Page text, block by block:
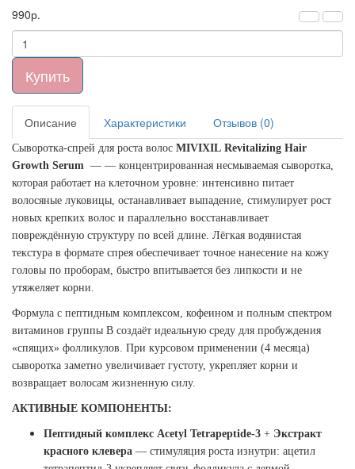
990р.
Купить
Описание Характеристики Отзывов (0)
Сыворотка-спрей для роста волос MIVIXIL Revitalizing Hair
Growth Serum — — концентрированная несмываемая сыворотка,
которая работает на клеточном уровне: интенсивно питает
волосяные луковицы, останавливает выпадение, стимулирует рост
новых крепких волос и параллельно восстанавливает
повреждённую структуру по всей длине. Лёгкая водянистая
текстура в формате спрея обеспечивает точное нанесение на кожу
головы по проборам, быстро впитывается без липкости и не
утяжеляет корни.
Формула с пептидным комплексом, кофеином и полным спектром
витаминов группы В создаёт идеальную среду для пробуждения
«спящих» фолликулов. При курсовом применении (4 месяца)
сыворотка заметно увеличивает густоту, укрепляет корни и
возвращает волосам жизненную силу.
АКТИВНЫЕ КОМПОНЕНТЫ:
Пептидный комплекс Acetyl Tetrapeptide-3 + Экстракт
красного клевера — стимуляция роста изнутри: ацетил